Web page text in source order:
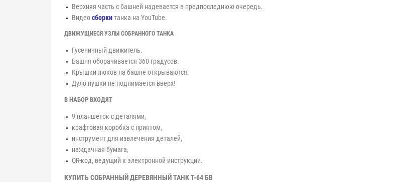
Верхняя часть с башней надевается в предпоследнюю очередь.
Видеосборкитанка на YouTube.
ДВИЖУЩИЕСЯ УЗЛЫ СОБРАННОГО ТАНКА
Гусеничный движитель.
Башня оборачивается 360 градусов.
Крышки люков на башне открываются.
Дуло пушки не поднимается вверх!
В НАБОР ВХОДЯТ
9 планшеток с деталями,
крафтовая коробка с принтом,
инструмент для извлечения деталей,
наждачная бумага,
QR-код, ведущий к электронной инструкции.
КУПИТЬ СОБРАННЫЙ ДЕРЕВЯННЫЙ ТАНК Т-64 БВ